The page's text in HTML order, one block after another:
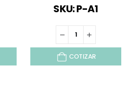
SKU: P-A1
COTIZAR